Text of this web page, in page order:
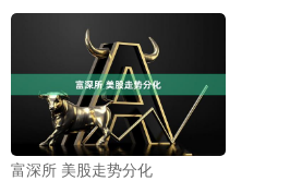
富深所 美股走势分化